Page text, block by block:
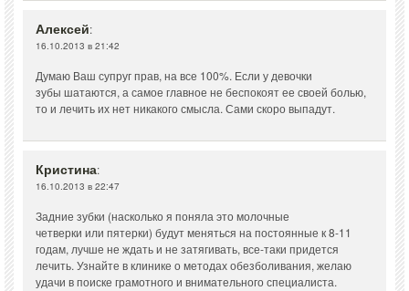
Алексей:
16.10.2013 в 21:42
Думаю Ваш супруг прав, на все 100%. Если у девочки
зубы шатаются, а самое главное не беспокоят ее своей болью,
то и лечить их нет никакого смысла. Сами скоро выпадут.
Кристина:
16.10.2013 в 22:47
Задние зубки (насколько я поняла это молочные
четверки или пятерки) будут меняться на постоянные к 8-11
годам, лучше не ждать и не затягивать, все-таки придется
лечить. Узнайте в клинике о методах обезболивания, желаю
удачи в поиске грамотного и внимательного специалиста.